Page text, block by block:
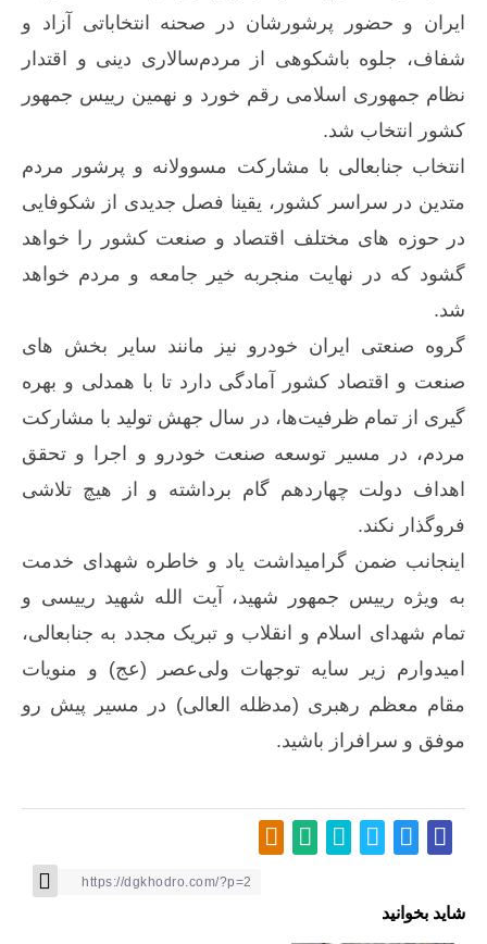
ایران و حضور پرشورشان در صحنه انتخاباتی آزاد و
شفاف، جلوه باشکوهی از مردم‌سالاری دینی و اقتدار
نظام جمهوری اسلامی رقم خورد و نهمین رییس جمهور
کشور انتخاب شد.
انتخاب جنابعالی با مشارکت مسوولانه و پرشور مردم
متدین در سراسر کشور، یقینا فصل جدیدی از شکوفایی
در حوزه های مختلف اقتصاد و صنعت کشور را خواهد
گشود که در نهایت منجربه خیر جامعه و مردم خواهد
شد.
گروه صنعتی ایران خودرو نیز مانند سایر بخش های
صنعت و اقتصاد کشور آمادگی دارد تا با همدلی و بهره
گیری از تمام ظرفیت‌ها، در سال جهش تولید با مشارکت
مردم، در مسیر توسعه صنعت خودرو و اجرا و تحقق
اهداف دولت چهاردهم گام برداشته و از هیچ تلاشی
فروگذار نکند.
اینجانب ضمن گرامیداشت یاد و خاطره شهدای خدمت
به ویژه رییس جمهور شهید، آیت الله شهید رییسی و
تمام شهدای اسلام و انقلاب و تبریک مجدد به جنابعالی،
امیدوارم زیر سایه توجهات ولی‌عصر (عج) و منویات
مقام معظم رهبری (مدظله العالی) در مسیر پیش رو
موفق و سرافراز باشید.
شاید بخوانید